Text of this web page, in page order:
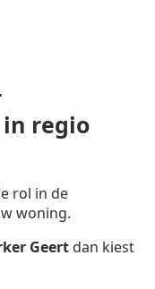
regio
rol in de
woning.
Geert dan kiest